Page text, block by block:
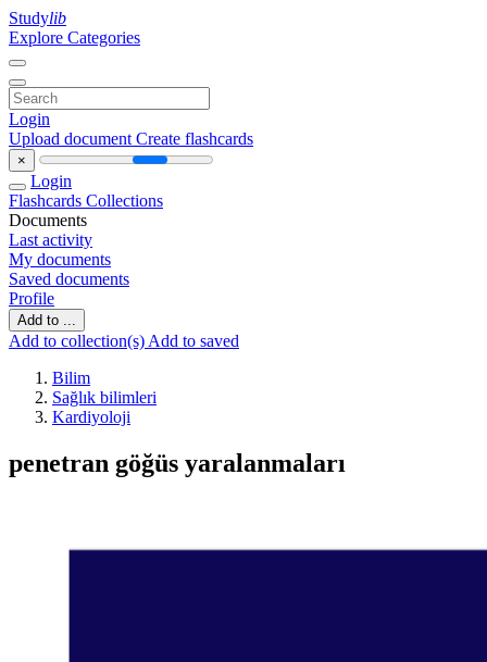
Studylib
Explore Categories
Login
Upload document Create flashcards
×
Login
Flashcards Collections
Documents
Last activity
My documents
Saved documents
Profile
Add to ...
Add to collection(s) Add to saved
Bilim
Sağlık bilimleri
Kardiyoloji
penetran göğüs yaralanmaları